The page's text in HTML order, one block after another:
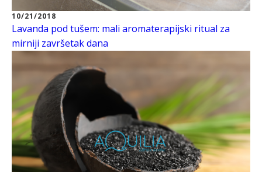
10/21/2018
Lavanda pod tušem: mali aromaterapijski ritual za
mirniji završetak dana